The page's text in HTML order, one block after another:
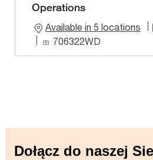
Operations
Available in 5 locations
J
o
706322WD
Dołącz do naszej